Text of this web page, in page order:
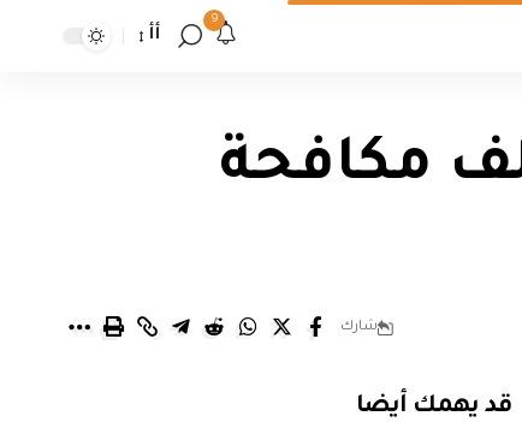
9
أأ
مكافحة
شارك
قد يهمك أيضا